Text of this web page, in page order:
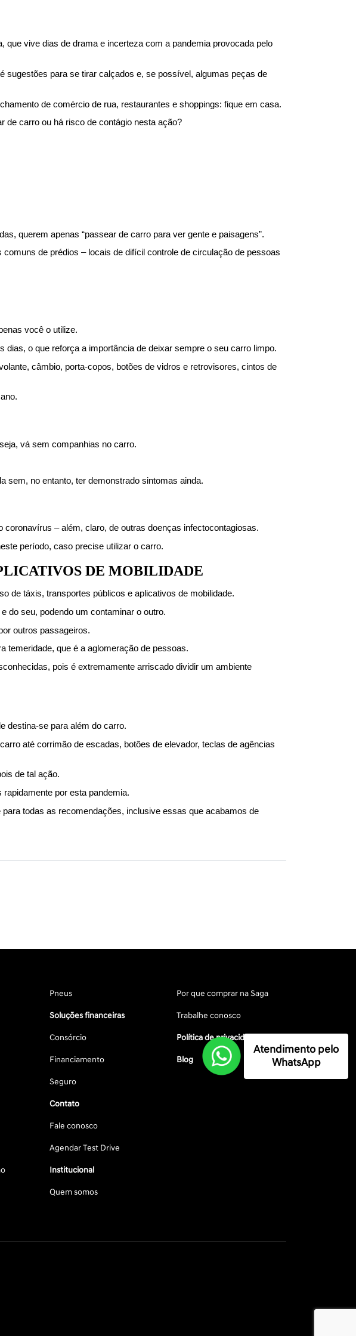
que vive dias de drama e incerteza com a pandemia provocada pelo
sugestões para se tirar calçados e, se possível, algumas peças de
de comércio de rua, restaurantes e shoppings: fique em casa.
de carro ou há risco de contágio nesta ação?
querem apenas “passear de carro para ver gente e paisagens”.
de prédios – locais de difícil controle de circulação de pessoas
você o utilize.
o que reforça a importância de deixar sempre o seu carro limpo.
câmbio, porta-copos, botões de vidros e retrovisores, cintos de
vá sem companhias no carro.
sem, no entanto, ter demonstrado sintomas ainda.
– além, claro, de outras doenças infectocontagiosas.
período, caso precise utilizar o carro.
DE MOBILIDADE
de táxis, transportes públicos e aplicativos de mobilidade.
do seu, podendo um contaminar o outro.
outros passageiros.
temeridade, que é a aglomeração de pessoas.
pois é extremamente arriscado dividir um ambiente
destina-se para além do carro.
até corrimão de escadas, botões de elevador, teclas de agências
de tal ação.
por esta pandemia.
todas as recomendações, inclusive essas que acabamos de
Pneus
Soluções financeiras
Consórcio
Financiamento
Seguro
Contato
Fale conosco
Agendar Test Drive
Institucional
Quem somos
Por que comprar na Saga
Trabalhe conosco
Política de privacidade
Blog
Atendimento pelo
WhatsApp